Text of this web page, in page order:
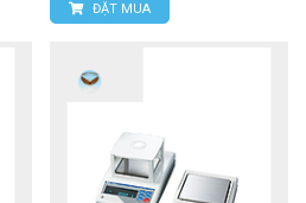
ĐẶT MUA